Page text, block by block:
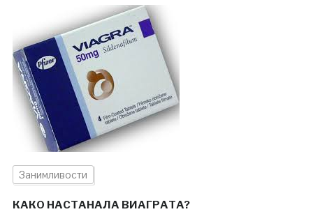
Занимливости
КАКО НАСТАНАЛА ВИАГРАТА?